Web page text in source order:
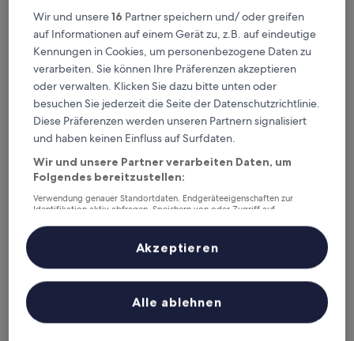
Mediterraneo
Mediterraneo
3.0-
Sterne-
Unterkunft
0,8 km von Palazzo Atenasio Martino entfernt
8.4
von
Sehr
(216
8,4/10 Sehr gut (216 Bewertungen)
Preis
123 €
inkl. Steuern & Gebühren
Hotel La Giara
Wir und unsere16 Partner speichern und/ oder greifen
auf Informationen auf einem Gerät zu, z.B. auf eindeutige
Kennungen in Cookies, um personenbezogene Daten zu
verarbeiten. Sie können Ihre Präferenzen akzeptieren
oder verwalten. Klicken Sie dazu bitte unten oder
besuchen Sie jederzeit die Seite der Datenschutzrichtlinie.
Diese Präferenzen werden unseren Partnern signalisiert
und haben keinen Einfluss auf Surfdaten.
Wir und unsere Partner verarbeiten Daten, um
Folgendes bereitzustellen:
Verwendung genauer Standortdaten. Endgeräteeigenschaften zur
Identifikation aktiv abfragen. Speichern von oder Zugriff auf
Inhalte, Messung von Werbeleistung und der Performance von Inhalten,
Zielgruppenforschung sowie Entwicklung und Verbesserung von
Liste der Partner (Lieferanten)
Alle ablehnen
Akzeptieren